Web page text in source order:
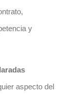
y
aspecto del